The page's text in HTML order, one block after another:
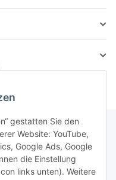
gestatten Sie den
Website: YouTube,
Google Ads, Google
die Einstellung
links unten). Weitere